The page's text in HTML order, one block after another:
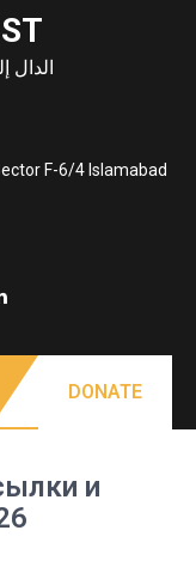
الدال
F-6/4 Islamabad
DONATE
и